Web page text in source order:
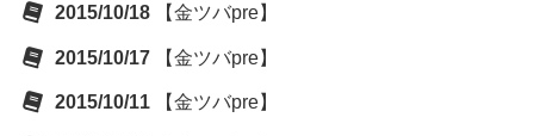
2015/10/18 【金ツバpre】
2015/10/17 【金ツバpre】
2015/10/11 【金ツバpre】